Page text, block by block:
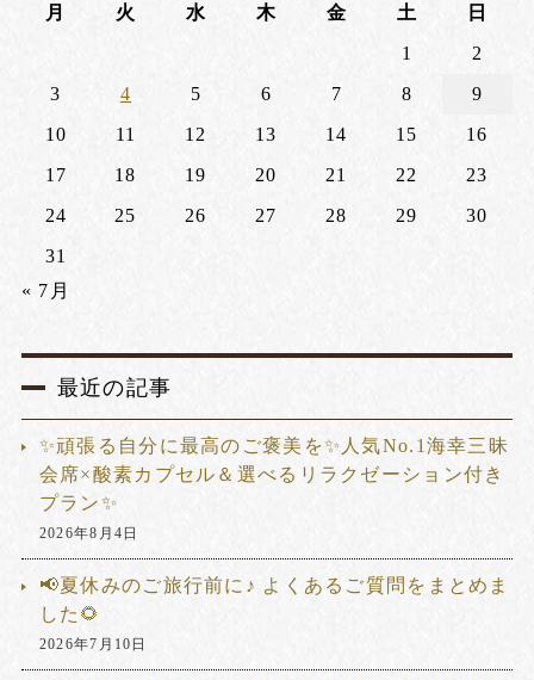
月 火 水 木 金 土
日
1
2
3
4 5 6 7 8
9
10
11 12 13 14 15
16
17
18 19 20 21 22
23
24
25 26 27 28 29
30
31
« 7月
最近の記事
✨頑張る自分に最高のご褒美を✨人気No.1海幸三昧
会席×酸素カプセル＆選べるリラクゼーション付き
プラン✨
2026年8月4日
📢夏休みのご旅行前に♪ よくあるご質問をまとめま
した🌻
2026年7月10日